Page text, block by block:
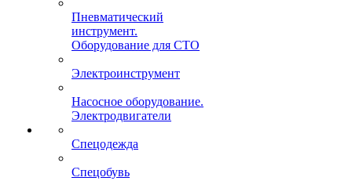
Пневматический
инструмент.
Оборудование для СТО
Электроинструмент
Насосное оборудование.
Электродвигатели
Спецодежда
Спецобувь